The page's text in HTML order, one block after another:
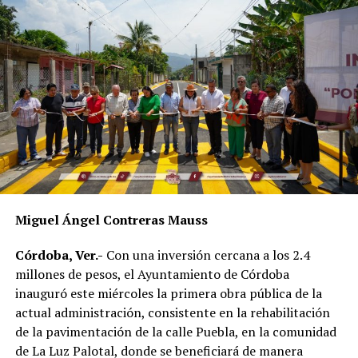
compromiso de servir a la población.
Como parte del fortalecimiento institucional, el
Ayuntamiento también informó que recientemente
fueron incorporadas nuevas unidades vehiculares para
ampliar la capacidad operativa de la corporación. Dos de
esos vehículos fueron asignados a la Policía de
Proximidad de Género, área encargada de atender casos
de violencia contra las mujeres y otros grupos en
situación de vulnerabilidad.
En el acto participaron integrantes del Cabildo, mandos
policiacos y personal de las distintas áreas de Seguridad
Pública Municipal, quienes presenciaron la entrega del
nuevo equipamiento.
Con estas acciones, el gobierno municipal busca
fortalecer la capacidad de respuesta de las
corporaciones de seguridad y mejorar las condiciones en
Miguel Ángel Contreras Mauss
Córdoba, Ver.- Con una inversión cercana a los 2.4
millones de pesos, el Ayuntamiento de Córdoba
inauguró este miércoles la primera obra pública de la
actual administración, consistente en la rehabilitación
de la pavimentación de la calle Puebla, en la comunidad
de La Luz Palotal, donde se beneficiará de manera